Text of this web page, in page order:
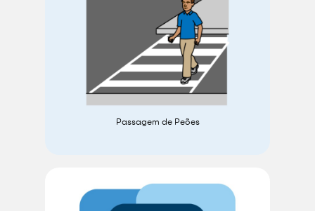
Passagem de Peões